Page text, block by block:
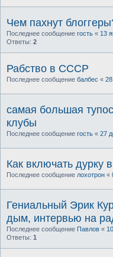
Чем пахнут
Последнее сообщение гость « 13
Ответы: 2
Рабство в СССР
Последнее сообщение балбес «
самая большая
клубы
Последнее сообщение гость « 27
Как включать дурку
Последнее сообщение лохотрон «
Гениальный Эрик
дым, интервью на
Последнее сообщение Павлов «
Ответы: 1